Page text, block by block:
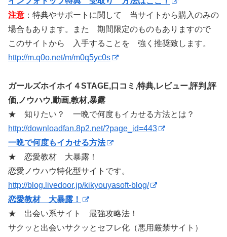
注意 ：特典やサポートに関して 当サイトから購入のみの
場合もあります。また 期間限定のものもありますので
このサイトから 入手することを 強く推奨致します。
http://m.q0o.net/m/m0q5yc0s
ガールズホイホイ４STAGE,口コミ,特典,レビュー,評判,評
価,ノウハウ,動画,教材,暴露
★ 知りたい？ 一晩で何度もイカせる方法とは？
http://downloadfan.8p2.net/?page_id=443
一晩で何度もイカせる方法
★ 恋愛教材 大暴露！
恋愛ノウハウ特化型サイトです。
http://blog.livedoor.jp/kikyouyasoft-blog/
恋愛教材 大暴露！
★ 出会い系サイト 最強攻略法！
サクッと出会いサクッとセフレ化（悪用厳禁サイト）